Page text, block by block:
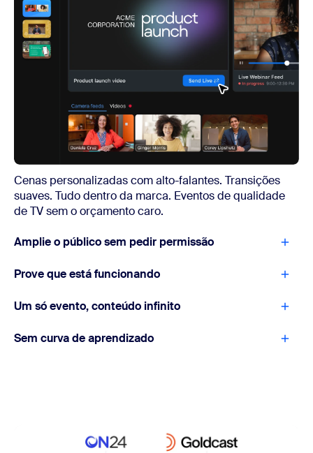
Cenas personalizadas com alto-falantes. Transições
suaves. Tudo dentro da marca. Eventos de qualidade
de TV sem o orçamento caro.
Amplie o público sem pedir permissão
Prove que está funcionando
Um só evento, conteúdo infinito
Sem curva de aprendizado